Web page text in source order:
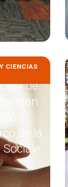
CIENCIAS
de
de la